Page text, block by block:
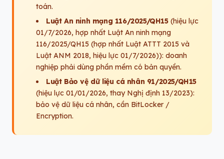
toán.
Luật An ninh mạng 116/2025/QH15(hiệu lực
01/7/2026, hợp nhất Luật An ninh mạng
116/2025/QH15 (hợp nhất Luật ATTT 2015 và
Luật ANM 2018, hiệu lực 01/7/2026)): doanh
nghiệp phải dùng phần mềm có bản quyền.
Luật Bảo vệ dữ liệu cá nhân 91/2025/QH15
(hiệu lực 01/01/2026, thay Nghị định 13/2023):
bảo vệ dữ liệu cá nhân, cần BitLocker /
Encryption.